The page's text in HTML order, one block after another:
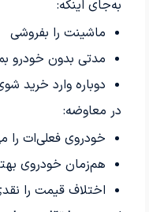
به‌جای اینکه:
ماشینت را بفروشی
مدتی بدون خودرو
دوباره وارد خرید
در معاوضه:
خودروی فعلی‌ات را
هم‌زمان خودروی
اختلاف قیمت را